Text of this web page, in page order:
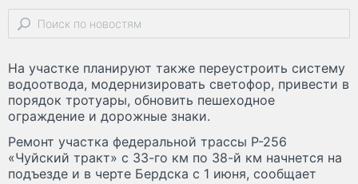
На участке планируют также переустроить систему
водоотвода, модернизировать светофор, привести в
порядок тротуары, обновить пешеходное
ограждение и дорожные знаки.
Ремонт участка федеральной трассы Р-256
«Чуйский тракт» с 33-го км по 38-й км начнется на
подъезде и в черте Бердска с 1 июня, сообщает